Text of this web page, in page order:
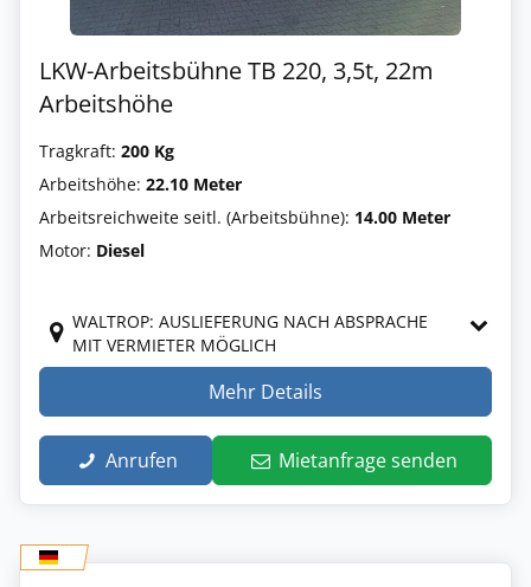
LKW-Arbeitsbühne TB 220, 3,5t, 22m
Arbeitshöhe
Tragkraft: 200 Kg
Arbeitshöhe: 22.10 Meter
Arbeitsreichweite seitl. (Arbeitsbühne): 14.00 Meter
Motor: Diesel
WALTROP: AUSLIEFERUNG NACH ABSPRACHE
MIT VERMIETER MÖGLICH
Mehr Details
Anrufen Mietanfrage senden